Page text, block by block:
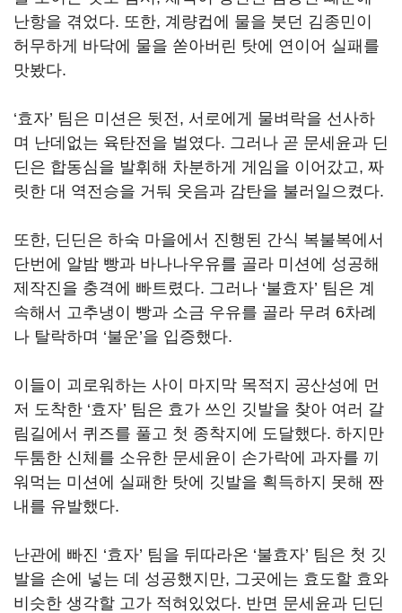
난항을 겪었다. 또한, 계량컵에 물을 붓던 김종민이
허무하게 바닥에 물을 쏟아버린 탓에 연이어 실패를
맛봤다.
‘효자’ 팀은 미션은 뒷전, 서로에게 물벼락을 선사하
며 난데없는 육탄전을 벌였다. 그러나 곧 문세윤과 딘
딘은 합동심을 발휘해 차분하게 게임을 이어갔고, 짜
릿한 대 역전승을 거둬 웃음과 감탄을 불러일으켰다.
또한, 딘딘은 하숙 마을에서 진행된 간식 복불복에서
단번에 알밤 빵과 바나나우유를 골라 미션에 성공해
제작진을 충격에 빠트렸다. 그러나 ‘불효자’ 팀은 계
속해서 고추냉이 빵과 소금 우유를 골라 무려 6차례
나 탈락하며 ‘불운’을 입증했다.
이들이 괴로워하는 사이 마지막 목적지 공산성에 먼
저 도착한 ‘효자’ 팀은 효가 쓰인 깃발을 찾아 여러 갈
림길에서 퀴즈를 풀고 첫 종착지에 도달했다. 하지만
두툼한 신체를 소유한 문세윤이 손가락에 과자를 끼
워먹는 미션에 실패한 탓에 깃발을 획득하지 못해 짠
내를 유발했다.
난관에 빠진 ‘효자’ 팀을 뒤따라온 ‘불효자’ 팀은 첫 깃
발을 손에 넣는 데 성공했지만, 그곳에는 효도할 효와
비슷한 생각할 고가 적혀있었다. 반면 문세윤과 딘딘